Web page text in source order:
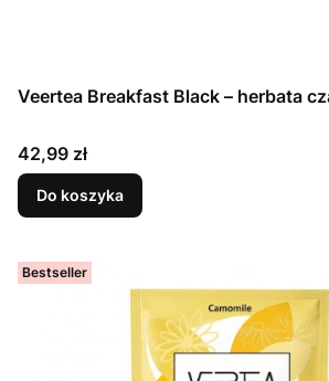
Veertea Breakfast Black – herbata
Cena
42,99 zł
Do koszyka
Bestseller